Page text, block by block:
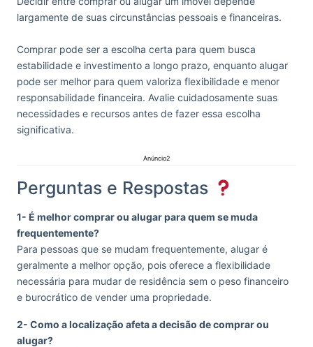
largamente de suas circunstâncias pessoais e financeiras.
Comprar pode ser a escolha certa para quem busca
estabilidade e investimento a longo prazo, enquanto alugar
pode ser melhor para quem valoriza flexibilidade e menor
responsabilidade financeira. Avalie cuidadosamente suas
necessidades e recursos antes de fazer essa escolha
significativa.
Anúncio2
Perguntas e Respostas
1- É melhor comprar ou alugar para quem se muda
frequentemente?
Para pessoas que se mudam frequentemente, alugar é
geralmente a melhor opção, pois oferece a flexibilidade
necessária para mudar de residência sem o peso financeiro
e burocrático de vender uma propriedade.
2- Como a localização afeta a decisão de comprar ou
alugar?